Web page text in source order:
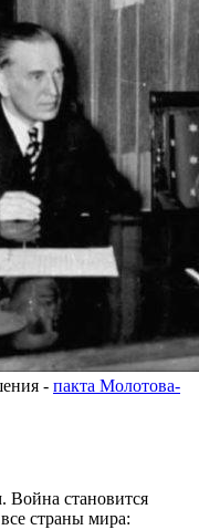
- пакта Молотова-
Война становится
страны мира: